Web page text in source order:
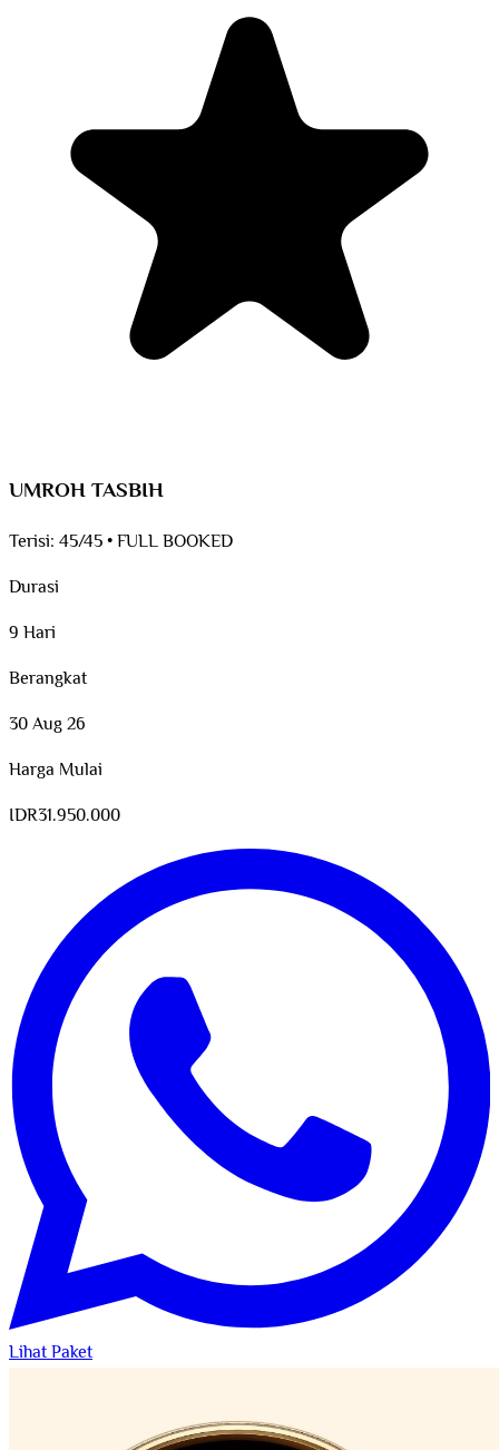
UMROH TASBIH
Terisi: 45/45•FULL BOOKED
Durasi
9 Hari
Berangkat
30 Aug 26
Harga Mulai
IDR31.950.000
Lihat Paket